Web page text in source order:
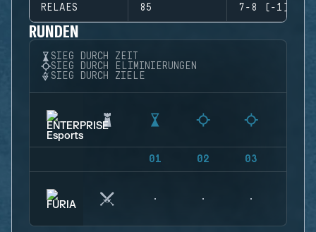
RELAES 85 7-8 (-1)
RUNDEN
SIEG DURCH ZEIT
SIEG DURCH ELIMINIERUNGEN
SIEG DURCH ZIELE
01 02 03